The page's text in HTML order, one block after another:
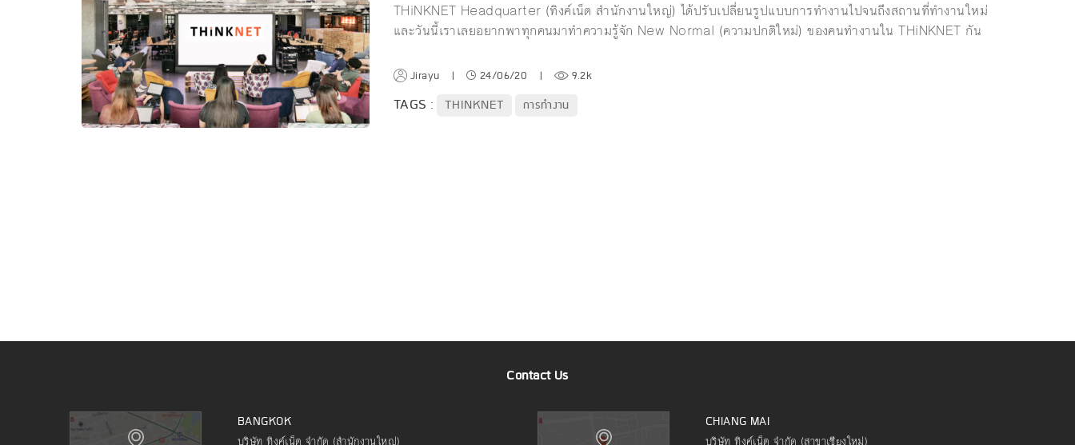
THiNKNET Headquarter (ทิงค์เน็ต สำนักงานใหญ่) ได้ปรับเปลี่ยนรูปแบบการทำงานไปจนถึงสถานที่ทำงานใหม่
และวันนี้เราเลยอยากพาทุกคนมาทำความรู้จัก New Normal (ความปกติใหม่) ของคนทำงานใน THiNKNET กัน
Jirayu | 24/06/20 | 9.2k
TAGS : THINKNET การทำงาน
Contact Us
BANGKOK
บริษัท ทิงค์เน็ต จำกัด (สำนักงานใหญ่)
CHIANG MAI
บริษัท ทิงค์เน็ต จำกัด (สาขาเชียงใหม่)